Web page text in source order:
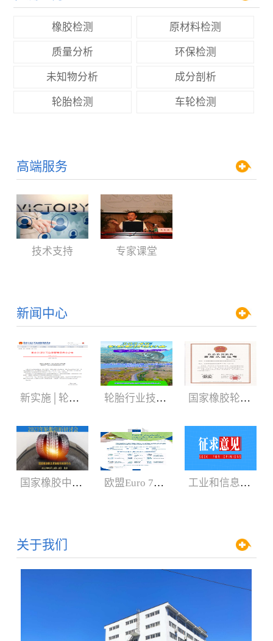
橡胶检测 原材料检测
质量分析 环保检测
未知物分析 成分剖析
轮胎检测 车轮检测
高端服务
技术支持 专家课堂
新闻中心
新实施│轮胎3C认证规则 轮胎行业技术盛会:2024年轮胎剖析研讨会（05.29-06.01） 国家橡胶轮胎质检中心获CNAS、CMA新证书
国家橡胶中心2023年轮胎剖析研讨会3月召开 欧盟Euro 7新法规增加汽车轮胎新内容 工业和信息化部：公开征求对《轿车轮胎》等8项强制性国家标准（征求意见稿）的意见
关于我们